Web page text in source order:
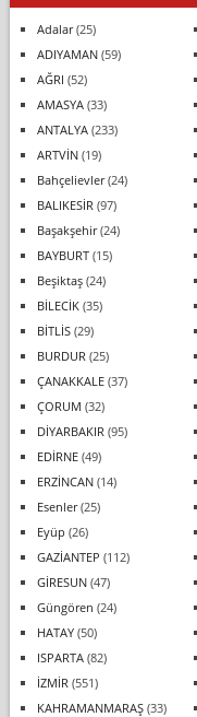
Adalar(25)
ADIYAMAN(59)
AĞRI (52)
AMASYA(33)
ANTALYA(233)
ARTVİN(19)
Bahçelievler(24)
BALIKESİR (97)
Başakşehir(24)
BAYBURT(15)
Beşiktaş(24)
BİLECİK(35)
BİTLİS(29)
BURDUR (25)
ÇANAKKALE(37)
ÇORUM (32)
DİYARBAKIR (95)
EDİRNE(49)
ERZİNCAN(14)
Esenler(25)
Eyüp (26)
GAZİANTEP (112)
GİRESUN(47)
Güngören (24)
HATAY(50)
ISPARTA(82)
İZMİR (551)
KAHRAMANMARAŞ(33)